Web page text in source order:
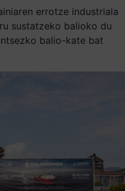
errotze industriala
sustatzeko balioko du
balio-kate bat